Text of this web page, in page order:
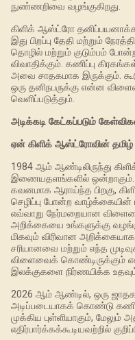
நுண்ணறிவை வழங்குகிறது.
கிளிக் ஆஸ்ட்ரோ
இது பிறப்பு தேதி மற்றும்
தொழில் மற்றும் குடும்பம்
விவாதிக்கும். கணிப்பு
அவை சாதகமாக இருக்கும்.
ஒரு தனிநபருக்கு என்ன
வெளிப்படுத்தும்.
அடிக்கடி கேட்கப்படும்
ஏன் கிளிக் ஆஸ்ட்ரோவின் தமிழ்
1984 ஆம் ஆண்டிலிருந்து
இணையதளங்களில் ஒன்றாகும்.
கவனமாக ஆராய்ந்த பிறகு,
செழிப்பு போன்ற
எவ்வாறு நேர்மறையான
அறிக்கையை உங்களுக்கு
மிகவும் விரிவான
சரியானவை மற்றும் எந்த
விளைவைக் கொண்டிருக்கும்
இலக்குகளை நிர்ணயிக்க
2026 ஆம் ஆண்டில், ஒரு
அடிப்படையாகக் கொண்டு
முக்கிய புள்ளியாகும்,
எதிர்பார்க்கக்கூடியவற்றில்